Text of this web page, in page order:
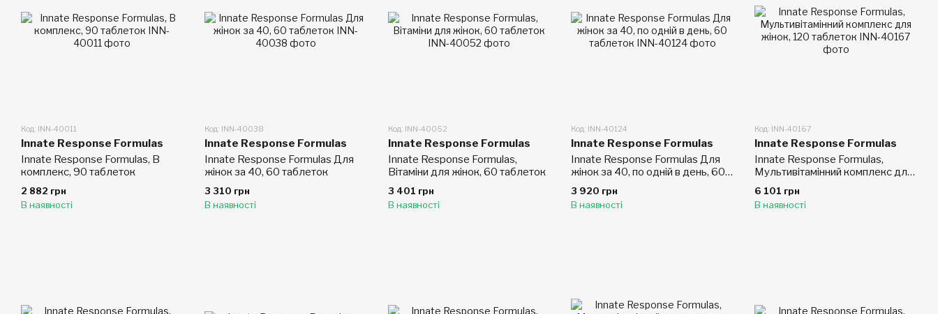
Код: INN-40011
Innate Response Formulas
Innate Response Formulas, В
комплекс, 90 таблеток
2 882 грн
В наявності
Код: INN-40038
Innate Response Formulas
Innate Response Formulas Для
жінок за 40, 60 таблеток
3 310 грн
В наявності
Код: INN-40052
Innate Response Formulas
Innate Response Formulas,
Вітаміни для жінок, 60 таблеток
3 401 грн
В наявності
Код: INN-40124
Innate Response Formulas
Innate Response Formulas Для
жінок за 40, по одній в день, 60
таблеток
3 920 грн
В наявності
Код: INN-40167
Innate Response Formulas
Innate Response Formulas,
Мультивітамінний комплекс для
жінок, 120 таблеток
6 101 грн
В наявності